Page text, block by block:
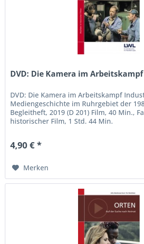
DVD: Die Kamera im Arbeitskampf
DVD: Die Kamera im Arbeitskampf
Mediengeschichte im Ruhrgebiet der
Begleitheft, 2019 (D 201) Film, 40 Min.,
historischer Film, 1 Std. 44 Min.
4,90 € *
Merken